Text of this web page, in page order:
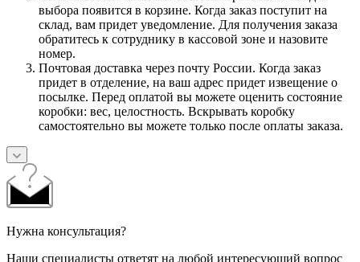
выбора появится в корзине. Когда заказ поступит на
склад, вам придет уведомление. Для получения заказа
обратитесь к сотруднику в кассовой зоне и назовите
номер.
Почтовая доставка через почту России. Когда заказ
придет в отделение, на ваш адрес придет извещение о
посылке. Перед оплатой вы можете оценить состояние
коробки: вес, целостность. Вскрывать коробку
самостоятельно вы можете только после оплаты заказа.
Нужна консультация?
Наши специалисты ответят на любой интересующий вопрос